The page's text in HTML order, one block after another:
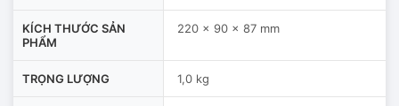
KÍCH THƯỚC SẢN
PHẨM
220 × 90 × 87 mm
TRỌNG LƯỢNG 1,0 kg